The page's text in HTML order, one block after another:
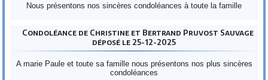
Nous présentons nos sincères condoléances à toute la famille
Condoléance de Christine et Bertrand Pruvost Sauvage
déposé le 25-12-2025
A marie Paule et toute sa famille nous présentons nos plus sincères
condoléances